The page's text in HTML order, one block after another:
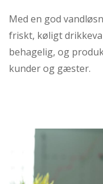
Med en god
friskt, køligt
behagelig, og
kunder og gæster.